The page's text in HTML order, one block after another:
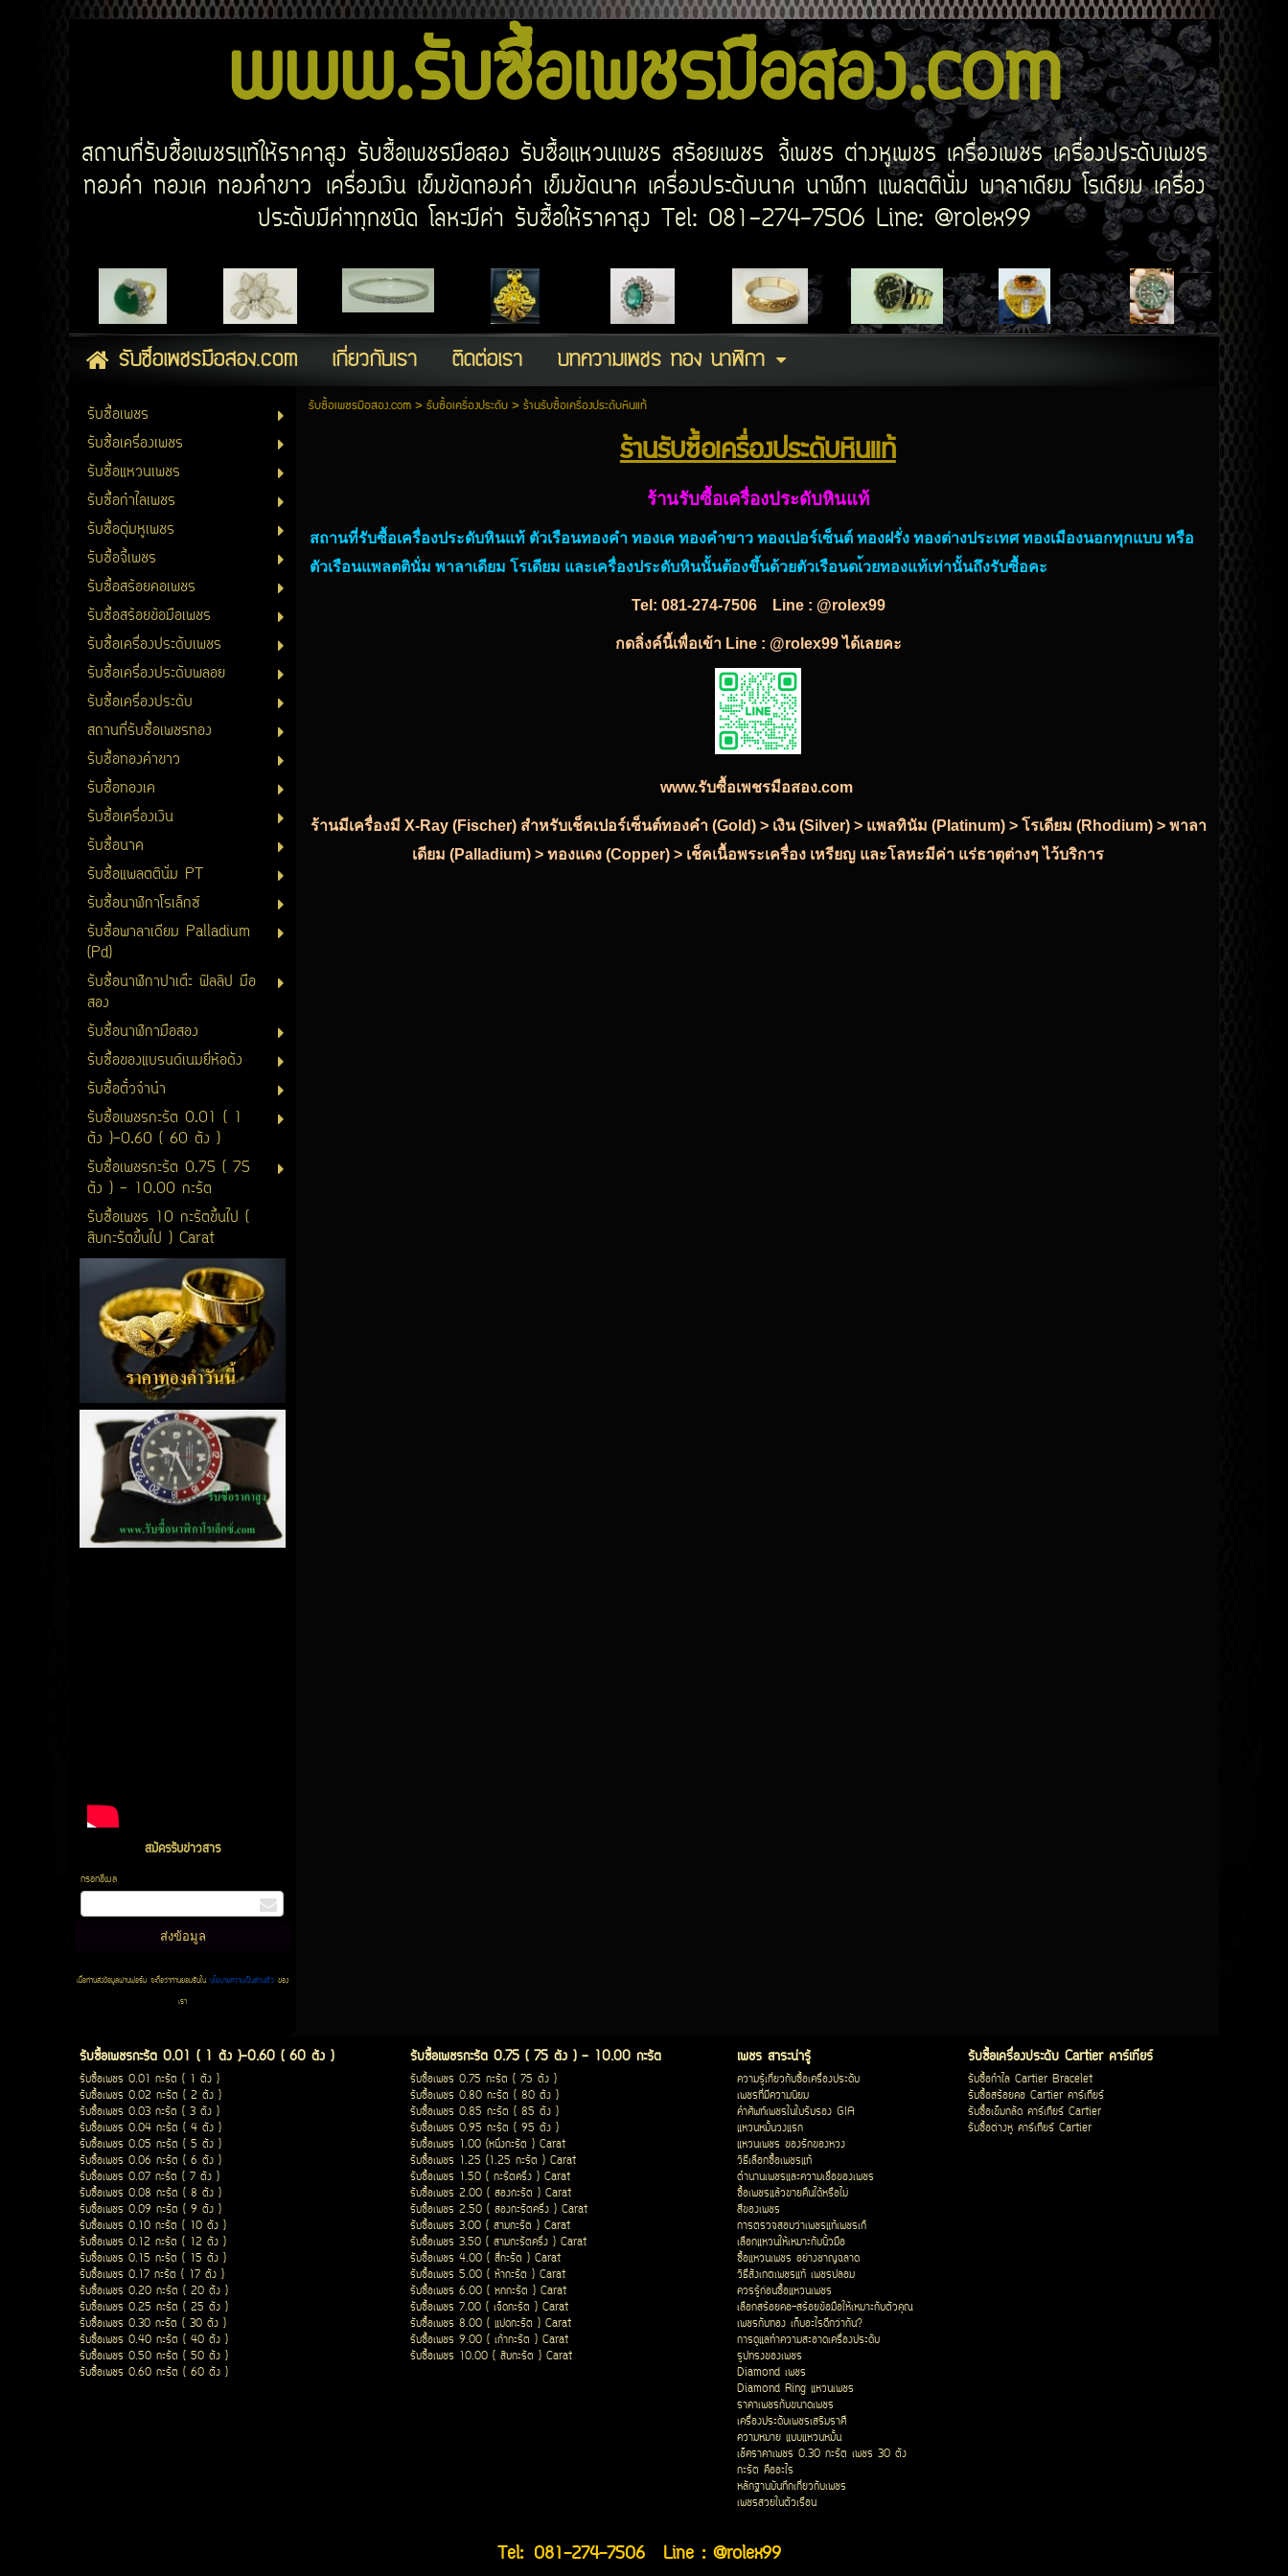
www.รับซื้อเพชรมือสอง.com
สถานที่รับซื้อเพชรแท้ให้ราคาสูง รับซื้อเพชรมือสอง รับซื้อแหวนเพชร สร้อยเพชร จี้เพชร ต่างหูเพชร เครื่องเพชร เครื่องประดับเพชร
ทองคำ ทองเค ทองคำขาว เครื่องเงิน เข็มขัดทองคำ เข็มขัดนาค เครื่องประดับนาค นาฬิกา แพลตตินั่ม พาลาเดียม โรเดียม เครื่อง
ประดับมีค่าทุกชนิด โลหะมีค่า รับซื้อให้ราคาสูง Tel: 081-274-7506 Line: @rolex99
รับซื้อเพชรมือสอง.com เกี่ยวกับเรา ติดต่อเรา บทความเพชร ทอง นาฬิกา
รับซื้อเพชร
รับซื้อเครื่องเพชร
รับซื้อแหวนเพชร
รับซื้อกำไลเพชร
รับซื้อตุ่มหูเพชร
รับซื้อจี้เพชร
รับซื้อสร้อยคอเพชร
รับซื้อสร้อยข้อมือเพชร
รับซื้อเครื่องประดับเพชร
รับซื้อเครื่องประดับพลอย
รับซื้อเครื่องประดับ
สถานที่รับซื้อเพชรทอง
รับซื้อทองคำขาว
รับซื้อทองเค
รับซื้อเครื่องเงิน
รับซื้อนาค
รับซื้อแพลตตินั่ม PT
รับซื้อนาฬิกาโรเล็กซ์
รับซื้อพาลาเดียม Palladium
(Pd)
รับซื้อนาฬิกาปาเต๊ะ ฟิลลิป มือ
สอง
รับซื้อนาฬิกามือสอง
รับซื้อของแบรนด์เนมยี่ห้อดัง
รับซื้อตั๋วจำนำ
รับซื้อเพชรกะรัต 0.01 ( 1
ตัง )-0.60 ( 60 ตัง )
รับซื้อเพชรกะรัต 0.75 ( 75
ตัง ) - 10.00 กะรัต
รับซื้อเพชร 10 กะรัตขึ้นไป (
สิบกะรัตขึ้นไป ) Carat
สมัครรับข่าวสาร
กรอกอีเมล
เมื่อท่านส่งข้อมูลผ่านฟอร์ม จะถือว่าท่านยอมรับในนโยบายความเป็นส่วนตัวของ
เรา
รับซื้อเพชรมือสอง.com> รับซื้อเครื่องประดับ> ร้านรับซื้อเครื่องประดับหินแท้
ร้านรับซื้อเครื่องประดับหินแท้
ร้านรับซื้อเครื่องประดับหินแท้
สถานที่รับซื้อเครื่องประดับหินแท้ ตัวเรือนทองคำ ทองเค ทองคำขาว ทองเปอร์เซ็นต์ ทองฝรั่ง ทองต่างประเทศ ทองเมืองนอกทุกแบบ หรือ
ตัวเรือนแพลตตินั่ม พาลาเดียม โรเดียม และเครื่องประดับหินนั้นต้องขึ้นด้วยตัวเรือนดเ้วยทองแท้เท่านั้นถึงรับซื้อคะ
Tel: 081-274-7506 Line : @rolex99
กดลิ่งค์นี้เพื่อเข้า Line : @rolex99 ได้เลยคะ
www.รับซื้อเพชรมือสอง.com
ร้านมีเครื่องมี X-Ray (Fischer) สำหรับเช็คเปอร์เซ็นต์ทองคำ (Gold) > เงิน (Silver) > แพลทินัม (Platinum) > โรเดียม (Rhodium) > พาลา
เดียม (Palladium) > ทองแดง (Copper) > เช็คเนื้อพระเครื่อง เหรียญ และโลหะมีค่า แร่ธาตุต่างๆ ไว้บริการ
รับซื้อเพชรกะรัต 0.01 ( 1 ตัง )-0.60 ( 60 ตัง )
รับซื้อเพชร 0.01 กะรัต ( 1 ตัง )
รับซื้อเพชร 0.02 กะรัต ( 2 ตัง )
รับซื้อเพชร 0.03 กะรัต ( 3 ตัง )
รับซื้อเพชร 0.04 กะรัต ( 4 ตัง )
รับซื้อเพชร 0.05 กะรัต ( 5 ตัง )
รับซื้อเพชร 0.06 กะรัต ( 6 ตัง )
รับซื้อเพชร 0.07 กะรัต ( 7 ตัง )
รับซื้อเพชร 0.08 กะรัต ( 8 ตัง )
รับซื้อเพชร 0.09 กะรัต ( 9 ตัง )
รับซื้อเพชร 0.10 กะรัต ( 10 ตัง )
รับซื้อเพชร 0.12 กะรัต ( 12 ตัง )
รับซื้อเพชร 0.15 กะรัต ( 15 ตัง )
รับซื้อเพชร 0.17 กะรัต ( 17 ตัง )
รับซื้อเพชร 0.20 กะรัต ( 20 ตัง )
รับซื้อเพชร 0.25 กะรัต ( 25 ตัง )
รับซื้อเพชร 0.30 กะรัต ( 30 ตัง )
รับซื้อเพชร 0.40 กะรัต ( 40 ตัง )
รับซื้อเพชร 0.50 กะรัต ( 50 ตัง )
รับซื้อเพชร 0.60 กะรัต ( 60 ตัง )
รับซื้อเพชรกะรัต 0.75 ( 75 ตัง ) - 10.00 กะรัต
รับซื้อเพชร 0.75 กะรัต ( 75 ตัง )
รับซื้อเพชร 0.80 กะรัต ( 80 ตัง )
รับซื้อเพชร 0.85 กะรัต ( 85 ตัง )
รับซื้อเพชร 0.95 กะรัต ( 95 ตัง )
รับซื้อเพชร 1.00 (หนึ่งกะรัต ) Carat
รับซื้อเพชร 1.25 (1.25 กะรัต ) Carat
รับซื้อเพชร 1.50 ( กะรัตครึ่ง ) Carat
รับซื้อเพชร 2.00 ( สองกะรัต ) Carat
รับซื้อเพชร 2.50 ( สองกะรัตครึ่ง ) Carat
รับซื้อเพชร 3.00 ( สามกะรัต ) Carat
รับซื้อเพชร 3.50 ( สามกะรัตครึ่ง ) Carat
รับซื้อเพชร 4.00 ( สี่กะรัต ) Carat
รับซื้อเพชร 5.00 ( ห้ากะรัต ) Carat
รับซื้อเพชร 6.00 ( หกกะรัต ) Carat
รับซื้อเพชร 7.00 ( เจ็ดกะรัต ) Carat
รับซื้อเพชร 8.00 ( แปดกะรัต ) Carat
รับซื้อเพชร 9.00 ( เก้ากะรัต ) Carat
รับซื้อเพชร 10.00 ( สิบกะรัต ) Carat
เพชร สาระน่ารู้
ความรู้เกี่ยวกับซื้อเครื่องประดับ
เพชรที่มีความนิยม
คำศัพท์เพชรในใบรับรอง GIA
แหวนหมั้นวงแรก
แหวนเพชร ของรักของหวง
วิธีเลือกซื้อเพชรแท้
ตำนานเพชรและความเชื่อของเพชร
ซื้อเพชรแล้วขายคืนได้หรือไม่
สีของเพชร
การตรวจสอบว่าเพชรแท้เพชรเก๊
เลือกแหวนให้เหมาะกับนิ้วมือ
ซื้อแหวนเพชร อย่างชาญฉลาด
วิธีสังเกตเพชรแท้ เพชรปลอม
ควรรู้ก่อนซื้อแหวนเพชร
เลือกสร้อยคอ-สร้อยข้อมือให้เหมาะกับตัวคุณ
เพชรกับทอง เก็บอะไรดีกว่ากัน?
การดูแลทำความสะอาดเครื่องประดับ
รูปทรงของเพชร
Diamond เพชร
Diamond Ring แหวนเพชร
ราคาเพชรกับขนาดเพชร
เครื่องประดับเพชรเสริมราศี
ความหมาย แบบแหวนหมั้น
เช็คราคาเพชร 0.30 กะรัต เพชร 30 ตัง
กะรัต คืออะไร
หลักฐานบันทึกเกี่ยวกับเพชร
เพชรสวยในตัวเรือน
รับซื้อเครื่องประดับ Cartier คาร์เทียร์
รับซื้อกำไล Cartier Bracelet
รับซื้อสร้อยคอ Cartier คาร์เทียร์
รับซื้อเข็มกลัด คาร์เทียร์ Cartier
รับซื้อต่างหู คาร์เทียร์ Cartier
Tel: 081-274-7506
Line : @rolex99